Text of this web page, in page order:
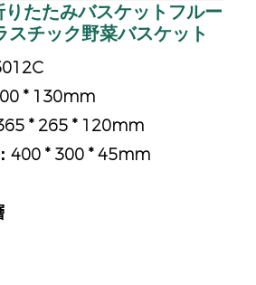
たたみバスケットフルー
スチック野菜バスケット
* 130mm
* 265 * 120mm
400 * 300 * 45mm